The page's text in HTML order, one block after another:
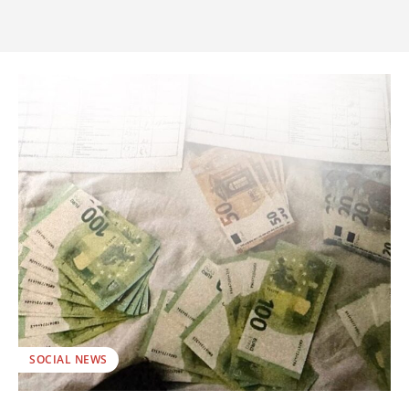
SOCIAL NEWS